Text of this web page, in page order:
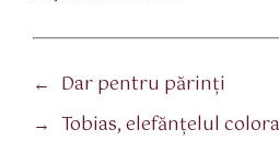
← Dar pentru părinţi
→ Tobias, elefănţelul